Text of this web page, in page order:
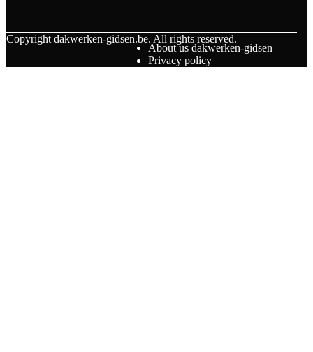
Copyright dakwerken-gidsen.be. All rights reserved.
About us dakwerken-gidsen
Privacy policy